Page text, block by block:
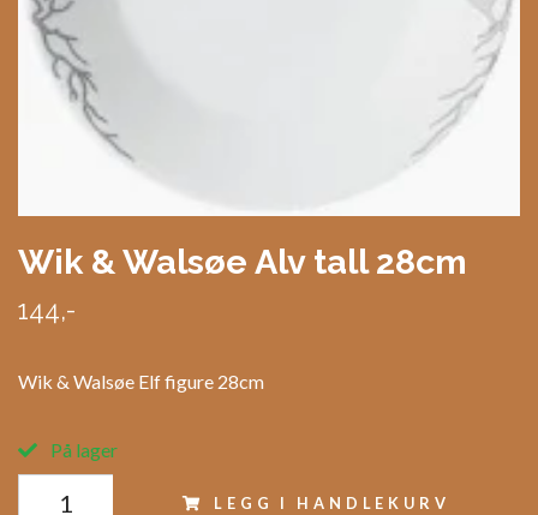
Wik & Walsøe Alv tall 28cm
144,-
Wik & Walsøe Elf figure 28cm
På lager
LEGG I HANDLEKURV